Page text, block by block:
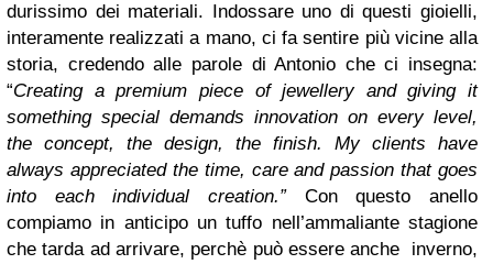
durissimo dei materiali. Indossare uno di questi gioielli,
interamente realizzati a mano, ci fa sentire più vicine alla
storia, credendo alle parole di Antonio che ci insegna:
“Creating a premium piece of jewellery and giving it
something special demands innovation on every level,
the concept, the design, the finish. My clients have
always appreciated the time, care and passion that goes
into each individual creation.” Con questo anello
compiamo in anticipo un tuffo nell’ammaliante stagione
che tarda ad arrivare, perchè può essere anche inverno,